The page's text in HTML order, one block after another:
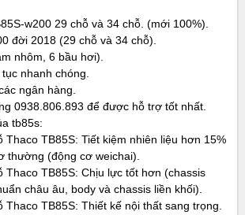
w200 29 chỗ và 34 chỗ. (mới 100%).
đời 2018 (29 chỗ và 34 chỗ).
nhôm, 6 bầu hơi).
nhanh chóng.
ngân hàng.
0938.806.893 để được hỗ trợ tốt nhất.
tb85s:
Thaco TB85S: Tiết kiệm nhiên liệu hơn 15%
thường (động cơ weichai).
Thaco TB85S: Chịu lực tốt hơn (chassis
châu âu, body và chassis liền khối).
Thaco TB85S: Thiết kế nội thất sang trọng.